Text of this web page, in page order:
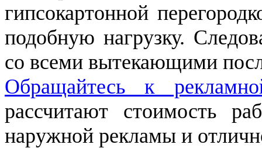
гипсокартонной
подобную нагрузку.
со всеми вытекающими
Обращайтесь к
рассчитают стоимость
наружной рекламы и